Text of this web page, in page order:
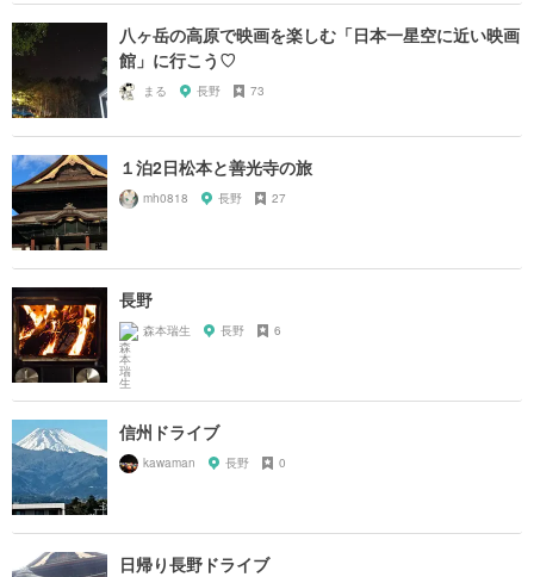
八ヶ岳の高原で映画を楽しむ「日本一星空に近い映画
館」に行こう♡
まる 長野 73
１泊2日松本と善光寺の旅
mh0818 長野 27
長野
森本瑞生 長野 6
信州ドライブ
kawaman 長野 0
日帰り長野ドライブ